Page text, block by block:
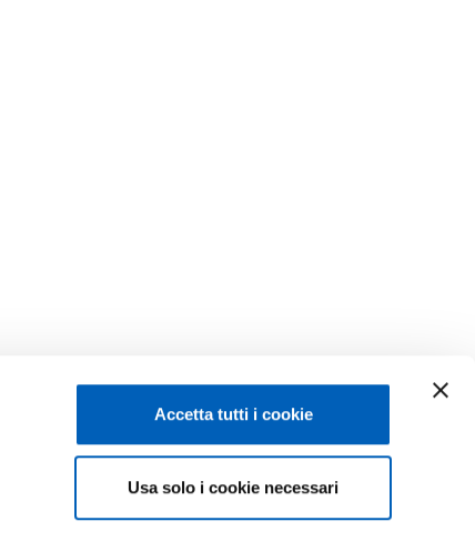
Accetta tutti i cookie
Usa solo i cookie necessari
Facebook Linkedin